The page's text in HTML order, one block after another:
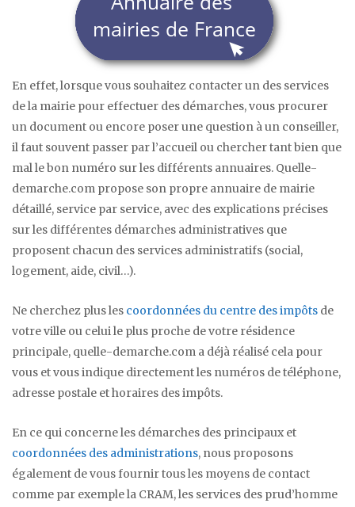
En effet, lorsque vous souhaitez contacter un des services
de la mairie pour effectuer des démarches, vous procurer
un document ou encore poser une question à un conseiller,
il faut souvent passer par l’accueil ou chercher tant bien que
mal le bon numéro sur les différents annuaires. Quelle-
demarche.com propose son propre annuaire de mairie
détaillé, service par service, avec des explications précises
sur les différentes démarches administratives que
proposent chacun des services administratifs (social,
logement, aide, civil…).
Ne cherchez plus les coordonnées du centre des impôts de
votre ville ou celui le plus proche de votre résidence
principale, quelle-demarche.com a déjà réalisé cela pour
vous et vous indique directement les numéros de téléphone,
adresse postale et horaires des impôts.
En ce qui concerne les démarches des principaux et
coordonnées des administrations, nous proposons
également de vous fournir tous les moyens de contact
comme par exemple la CRAM, les services des prud’homme